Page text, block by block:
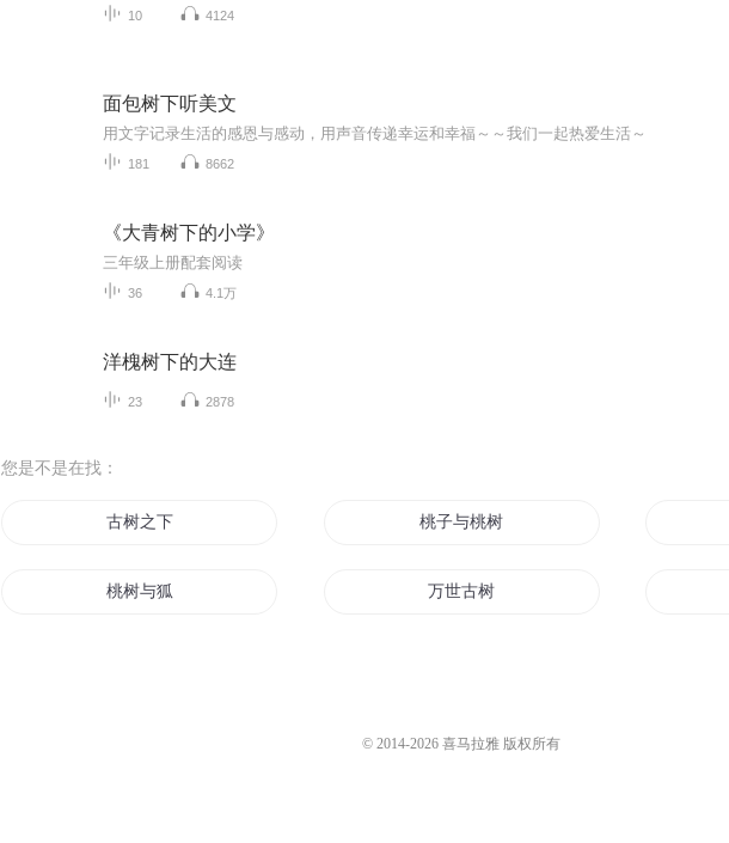
10 4124
面包树下听美文
用文字记录生活的感恩与感动，用声音传递幸运和幸福～～我们一起热爱生活～
181 8662
《大青树下的小学》
三年级上册配套阅读
36 4.1万
洋槐树下的大连
23 2878
您是不是在找：
古树之下 桃子与桃树
桃树与狐 万世古树
© 2014-2026 喜马拉雅 版权所有